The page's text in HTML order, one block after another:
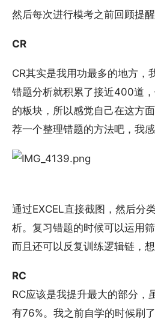
然后每次进行模考之前回顾提醒
CR
CR其实是我用功最多的地方，
错题分析就积累了接近400道
的板块，所以感觉自己在这方
荐一个整理错题的方法吧，我
通过EXCEL直接截图，然后分
析。复习错题的时候可以运用
而且还可以反复训练逻辑链，
RC
RC应该是我提升最大的部分，
有76%。我之前自学的时候刷